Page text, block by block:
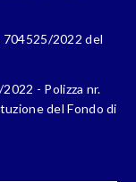
704525/2022 del
- Polizza nr.
del Fondo di